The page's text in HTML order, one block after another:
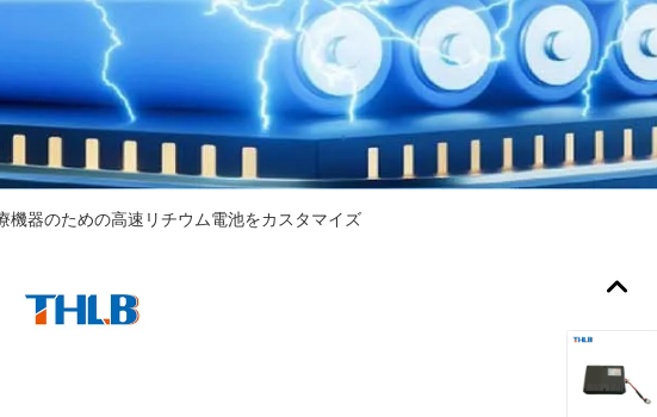
機器のための高速リチウム電池をカスタマイズ